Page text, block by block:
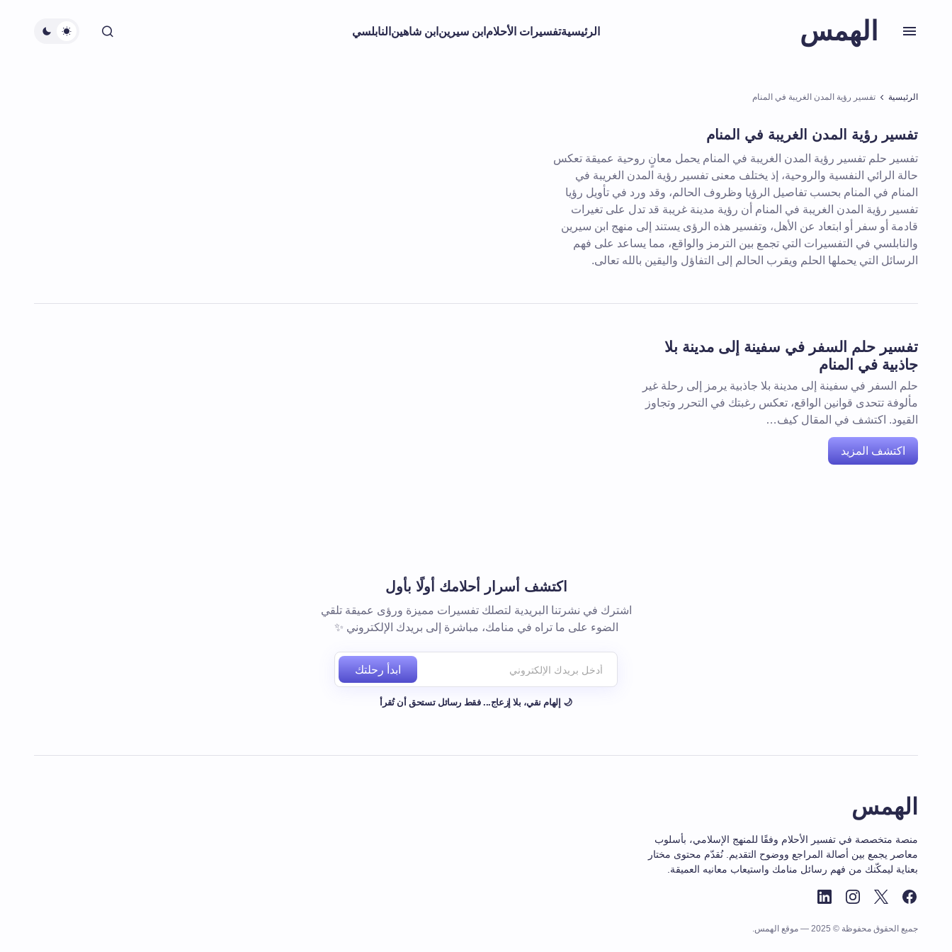
الهمس الرئيسيةتفسيرات الأحلام ابن سيرين ابن شاهين النابلسي
الرئيسية تفسير رؤية المدن الغريبة في المنام
تفسير رؤية المدن الغريبة في المنام
تفسير حلم تفسير رؤية المدن الغريبة في المنام يحمل معانٍ روحية عميقة تعكس
حالة الرائي النفسية والروحية، إذ يختلف معنى تفسير رؤية المدن الغريبة في
المنام في المنام بحسب تفاصيل الرؤيا وظروف الحالم، وقد ورد في تأويل رؤيا
تفسير رؤية المدن الغريبة في المنام أن رؤية مدينة غريبة قد تدل على تغيرات
قادمة أو سفر أو ابتعاد عن الأهل، وتفسير هذه الرؤى يستند إلى منهج ابن سيرين
والنابلسي في التفسيرات التي تجمع بين الترمز والواقع، مما يساعد على فهم
الرسائل التي يحملها الحلم ويقرب الحالم إلى التفاؤل واليقين بالله تعالى.
تفسير حلم السفر في سفينة إلى مدينة بلا
جاذبية في المنام
حلم السفر في سفينة إلى مدينة بلا جاذبية يرمز إلى رحلة غير
مألوفة تتحدى قوانين الواقع، تعكس رغبتك في التحرر وتجاوز
القيود. اكتشف في المقال كيف…
اكتشف المزيد
اكتشف أسرار أحلامك أولًا بأول
اشترك في نشرتنا البريدية لتصلك تفسيرات مميزة ورؤى عميقة تلقي
الضوء على ما تراه في منامك، مباشرة إلى بريدك الإلكتروني ✨
ابدأ رحلتك
🌙 إلهام نقي، بلا إزعاج... فقط رسائل تستحق أن تُقرأ
الهمس
منصة متخصصة في تفسير الأحلام وفقًا للمنهج الإسلامي، بأسلوب
معاصر يجمع بين أصالة المراجع ووضوح التقديم. نُقدّم محتوى مختار
بعناية ليمكّنك من فهم رسائل منامك واستيعاب معانيه العميقة.
جميع الحقوق محفوظة © 2025 — موقع الهمس.